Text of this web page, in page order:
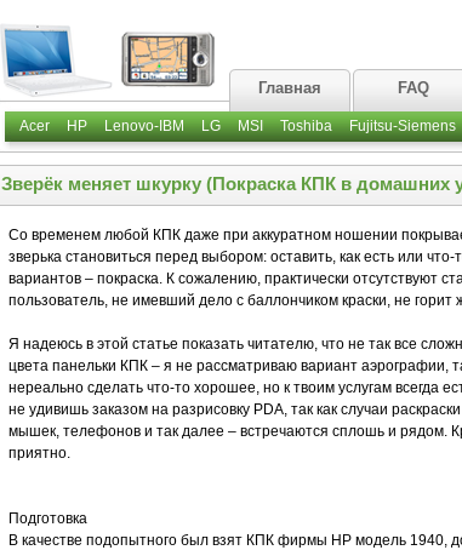
Главная FAQ
Acer HP Lenovo-IBM LG MSI Toshiba Fujitsu-Siemens
Зверёк меняет шкурку (Покраска КПК в домашних
Со временем любой КПК даже при аккуратном ношении
зверька становиться перед выбором: оставить, как есть или
вариантов – покраска. К сожалению, практически отсутствуют
пользователь, не имевший дело с баллончиком краски, не
Я надеюсь в этой статье показать читателю, что не так все
цвета панельки КПК – я не рассматриваю вариант аэрографии,
нереально сделать что-то хорошее, но к твоим услугам всегда
не удивишь заказом на разрисовку PDA, так как случаи
мышек, телефонов и так далее – встречаются сплошь и рядом.
приятно.
Подготовка
В качестве подопытного был взят КПК фирмы HP модель 1940,